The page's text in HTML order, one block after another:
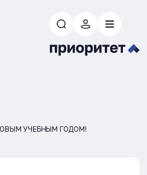
УЧЕБНЫМ ГОДОМ!